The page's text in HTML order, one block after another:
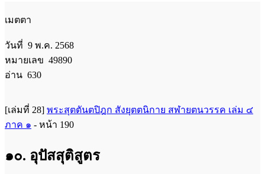
เมตตา
วันที่ 9 พ.ค. 2568
หมายเลข 49890
อ่าน 630
[เล่มที่ 28] พระสุตตันตปิฎก สังยุตตนิกาย สฬายตนวรรค เล่ม ๔
ภาค ๑ - หน้า 190
๑๐. อุปัสสุติสูตร